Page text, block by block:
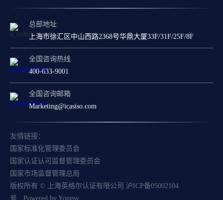
总部地址
上海市徐汇区中山西路2368号华鼎大厦33F/31F/25F/8F
全国咨询热线
400-633-9001
全国咨询邮箱
Marketing@icasiso.com
友情链接：
国家标准化管理委员会
国家认证认可监督管理委员会
国家市场监督管理总局
版权所有 © 上海英格尔认证有限公司 沪ICP备05002104
号
Powered by Yongsy